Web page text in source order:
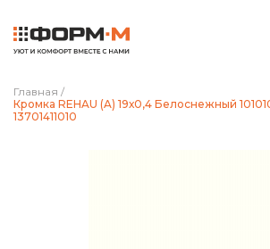
Главная /
Кромка REHAU (A) 19х0,4 Белоснежный
13701411010